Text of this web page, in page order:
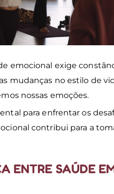
emocional exige
mudanças no estilo de
nossas emoções.
para enfrentar os
contribui para a
ENTRE SAÚDE